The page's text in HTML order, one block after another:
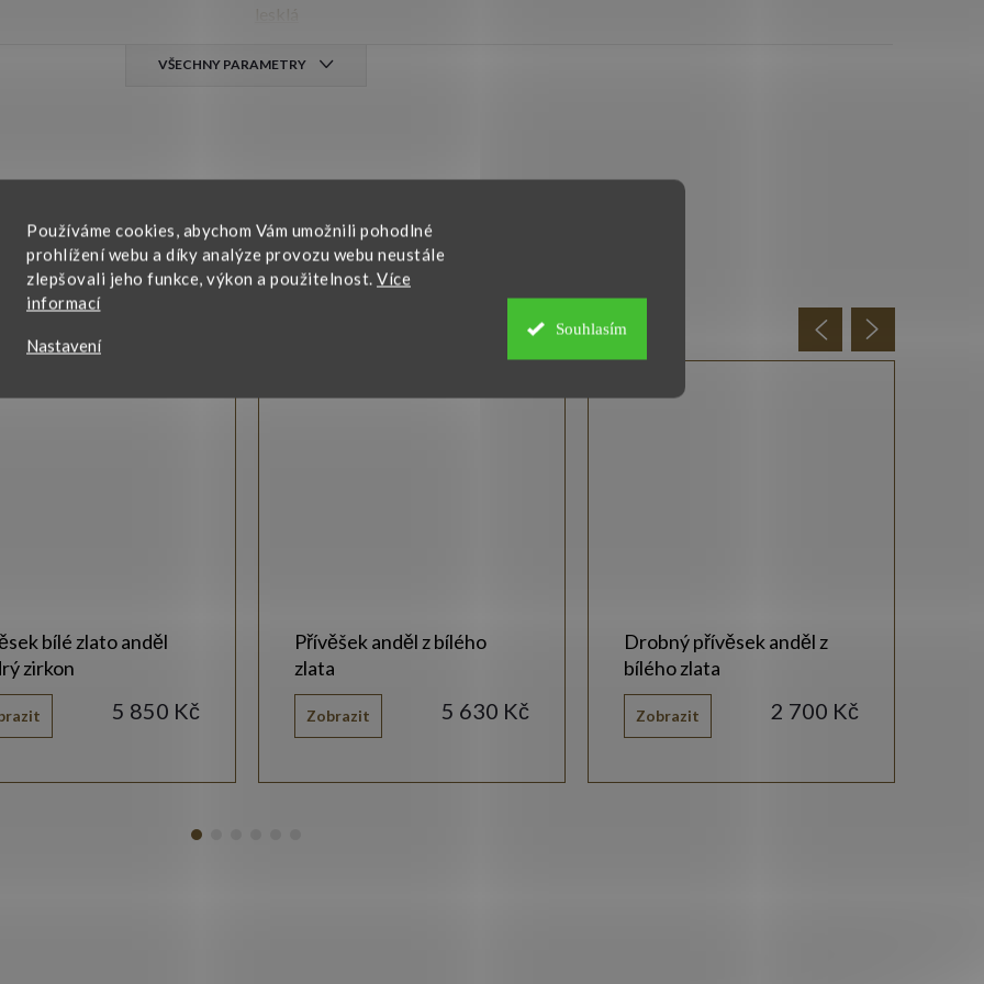
Používáme cookies, abychom Vám umožnili pohodlné
prohlížení webu a díky analýze provozu webu neustále
zlepšovali jeho funkce, výkon a použitelnost. Více
informací
Nastavení
Souhlasím
VŠECHNY PARAMETRY
produktu doporučujeme ještě dokoupit
bílé zlato anděl
zirkon
5 850 Kč
Přívěšek anděl z bílého
zlata
5 630 Kč
Zobrazit
Drobný přívěsek anděl z
bílého zlata
2 700 Kč
Zobrazit